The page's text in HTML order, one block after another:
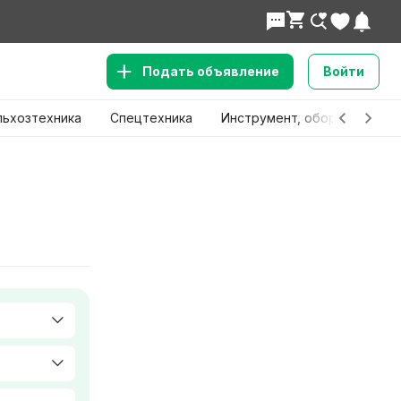
Подать объявление Войти
Спецтехника Инструмент, оборудование